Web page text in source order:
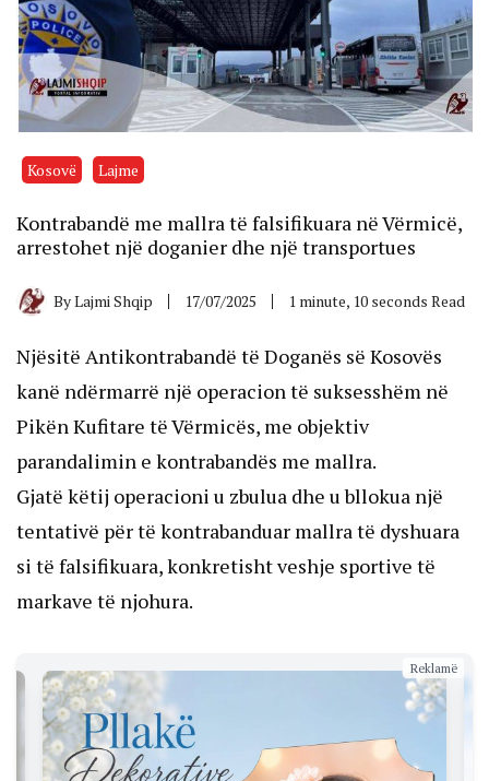
Kosovë Lajme
Kontrabandë me mallra të falsifikuara në Vërmicë,
arrestohet një doganier dhe një transportues
ByLajmi Shqip 17/07/2025 1 minute, 10 seconds Read
Njësitë Antikontrabandë të Doganës së Kosovës
kanë ndërmarrë një operacion të suksesshëm në
Pikën Kufitare të Vërmicës, me objektiv
parandalimin e kontrabandës me mallra.
Gjatë këtij operacioni u zbulua dhe u bllokua një
tentativë për të kontrabanduar mallra të dyshuara
si të falsifikuara, konkretisht veshje sportive të
markave të njohura.
Reklamë